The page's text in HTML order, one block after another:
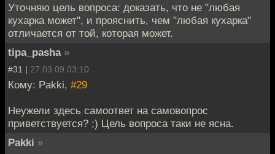
Уточняю цель вопроса: доказать, что не "любая
кухарка может", и прояснить, чем "любая кухарка"
отличается от той, которая может.
tipa_pasha »
#31 | 27.03.09 03:10
Кому: Pakki, #29
Неужели здесь самоответ на самовопрос
приветствуется? ;) Цель вопроса таки не ясна.
Pakki »